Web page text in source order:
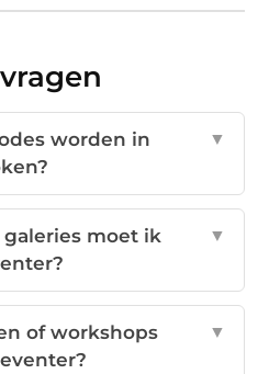
worden in
▼
moet ik
▼
of workshops
▼